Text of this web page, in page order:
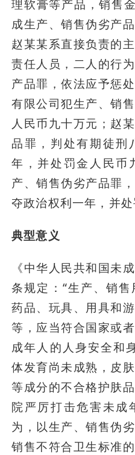
理软膏等产品，销售
成生产、销售伪劣产
赵某某系直接负责的
责任人员，二人的行
产品罪，依法应予惩
有限公司犯生产、销
人民币九十万元；赵
品罪，判处有期徒刑
年，并处罚金人民币
产、销售伪劣产品罪
夺政治权利一年，并处
典型意义
《中华人民共和国未
条规定：“生产、销售
药品、玩具、用具和
等，应当符合国家或
成年人的人身安全和
体发育尚未成熟，皮
等成分的不合格护肤
院严厉打击危害未成
为，以生产、销售伪
销售不符合卫生标准